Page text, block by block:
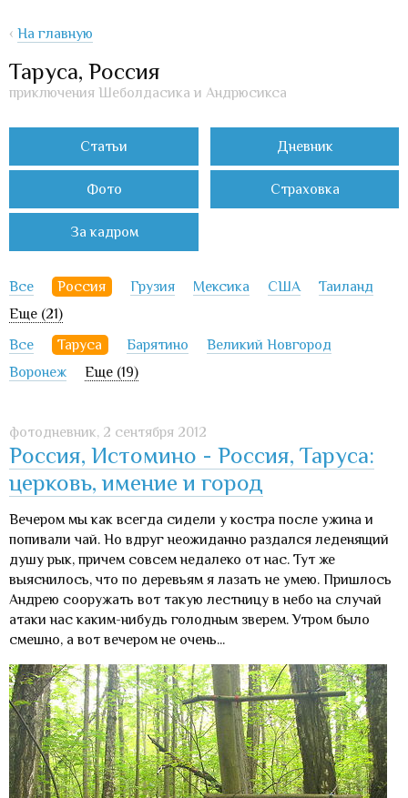
‹ На главную
Таруса, Россия
приключения Шеболдасика и Андрюсикса
Статьи Дневник
Фото Страховка
За кадром
Все Россия Грузия Мексика США
Таиланд
Еще (21)
Все
Таруса Барятино
Великий Новгород
Воронеж
Еще (19)
фотодневник, 2 сентября 2012
Россия, Истомино - Россия, Таруса:
церковь, имение и город
Вечером мы как всегда сидели у костра после ужина и
попивали чай. Но вдруг неожиданно раздался леденящий
душу рык, причем совсем недалеко от нас. Тут же
выяснилось, что по деревьям я лазать не умею. Пришлось
Андрею сооружать вот такую лестницу в небо на случай
атаки нас каким-нибудь голодным зверем. Утром было
смешно, а вот вечером не очень...